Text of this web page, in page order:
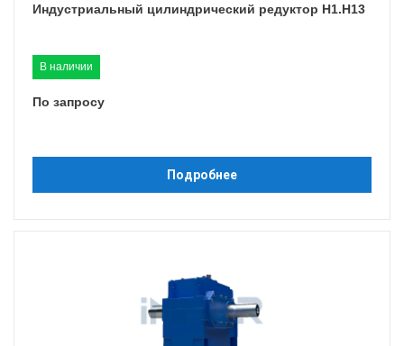
Индустриальный цилиндрический редуктор H1.H13
В наличии
По запросу
Подробнее